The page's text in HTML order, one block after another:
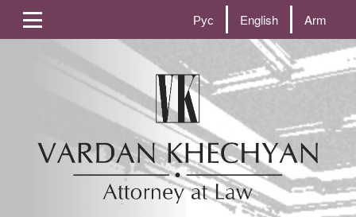
Рус English Arm